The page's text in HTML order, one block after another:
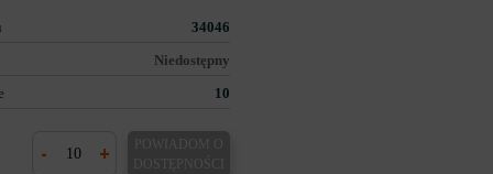
34046
Niedostępny
10
+
-
POWIADOM O
DOSTĘPNOŚCI